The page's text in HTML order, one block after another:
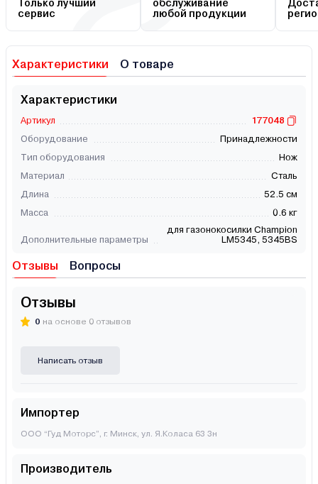
Только лучший
сервис
обслуживание
любой продукции
Характеристики О товаре
Характеристики
Артикул
177048
Оборудование
Принадлежности
Тип оборудования
Нож
Материал
Сталь
Длина
52.5 см
Масса
0.6 кг
Дополнительные параметры
для газонокосилки Champion
LM5345, 5345BS
Отзывы Вопросы
Отзывы
0 на основе 0 отзывов
Написать отзыв
Импортер
ООО “Гуд Моторс”, г. Минск, ул. Я.Коласа 63 3н
Производитель